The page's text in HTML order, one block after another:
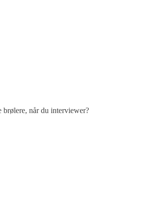
brølere, når du interviewer?